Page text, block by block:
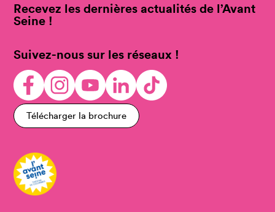
Recevez les dernières actualités de l’Avant
Seine !
Suivez-nous sur les réseaux !
Télécharger la brochure